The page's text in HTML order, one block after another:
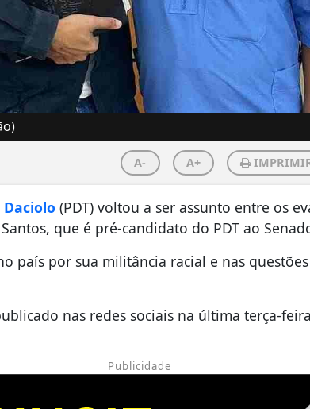
A- A+
Daciolo (PDT) voltou a ser assunto entre os
que é pré-candidato do PDT ao
país por sua militância racial e nas
nas redes sociais na última terça-
Publicidade